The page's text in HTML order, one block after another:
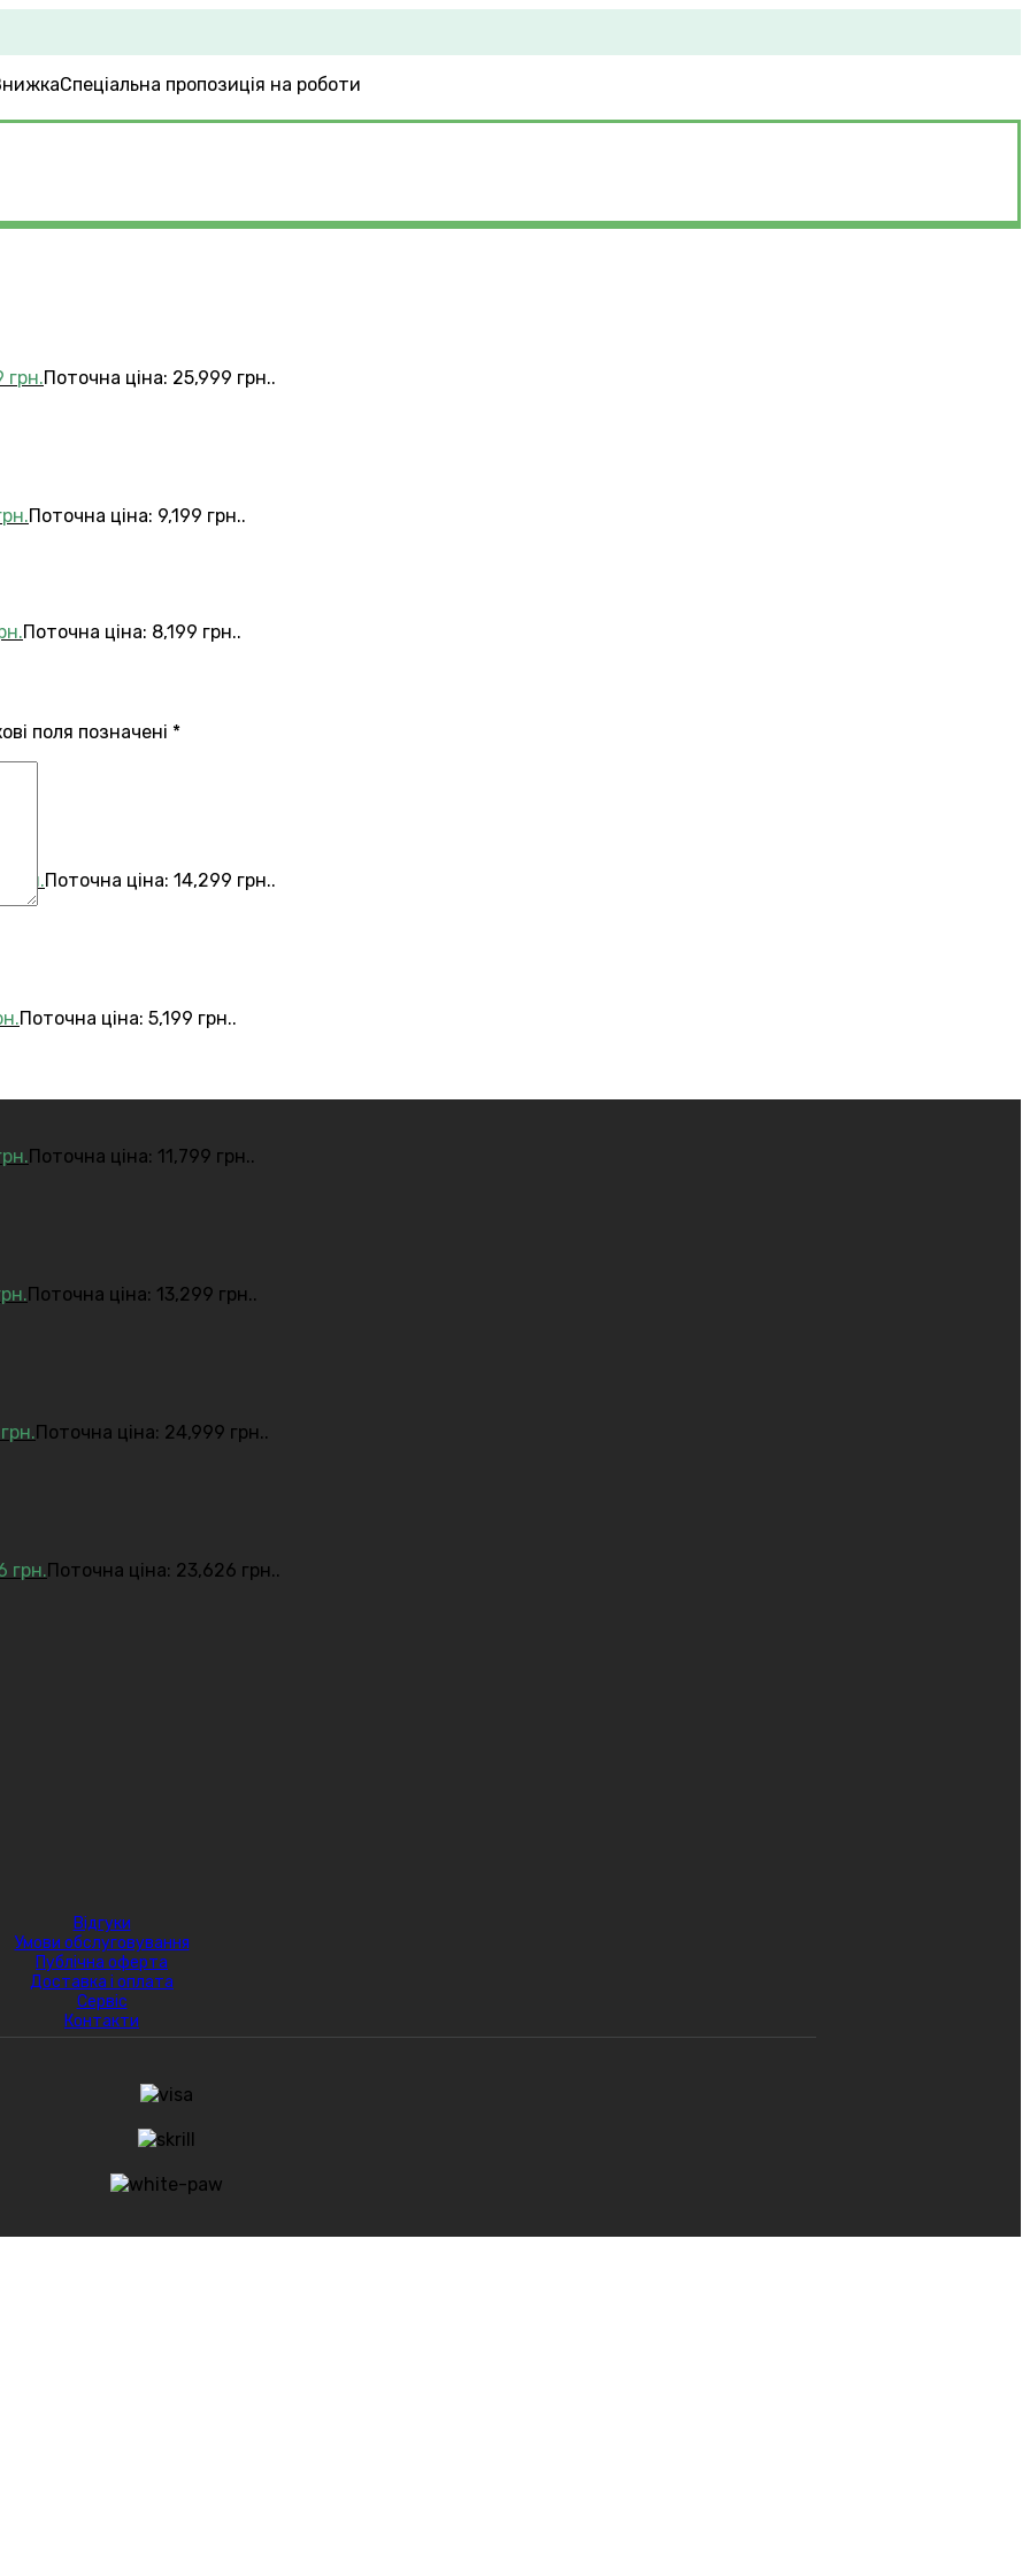
Спеціальна пропозиція на роботи
грн.Поточна ціна: 25,999 грн..
Поточна ціна: 9,199 грн..
Поточна ціна: 8,199 грн..
грн.Поточна ціна: 14,299 грн..
Поточна ціна: 5,199 грн..
Поточна ціна: 11,799 грн..
Поточна ціна: 13,299 грн..
грн. Поточна ціна: 24,999 грн..
грн.Поточна ціна: 23,626 грн..
поля позначені *
Відгуки
Умови обслуговування
Публічна оферта
Доставка і оплата
Сервіс
Контакти